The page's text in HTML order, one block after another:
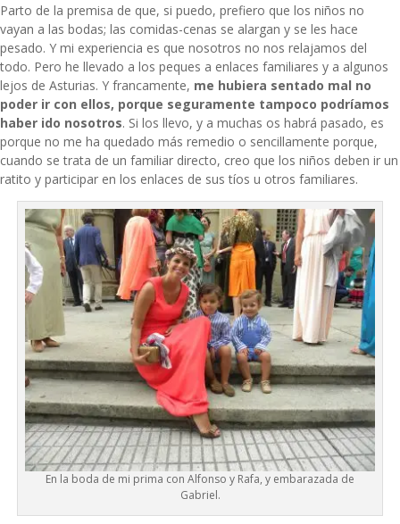
Parto de la premisa de que, si puedo, prefiero que los niños no
vayan a las bodas; las comidas-cenas se alargan y se les hace
pesado. Y mi experiencia es que nosotros no nos relajamos del
todo. Pero he llevado a los peques a enlaces familiares y a algunos
lejos de Asturias. Y francamente, me hubiera sentado mal no
poder ir con ellos, porque seguramente tampoco podríamos
haber ido nosotros. Si los llevo, y a muchas os habrá pasado, es
porque no me ha quedado más remedio o sencillamente porque,
cuando se trata de un familiar directo, creo que los niños deben ir un
ratito y participar en los enlaces de sus tíos u otros familiares.
En la boda de mi prima con Alfonso y Rafa, y embarazada de
Gabriel.